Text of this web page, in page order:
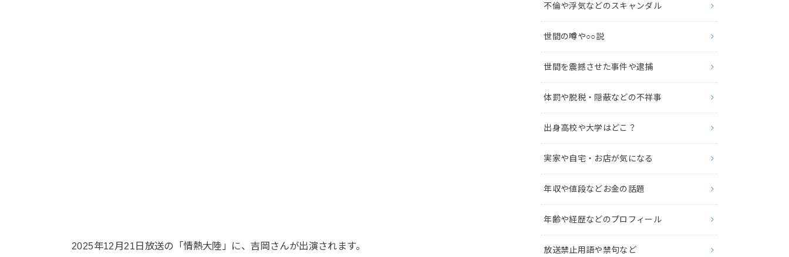
2025年12月21日放送の「情熱大陸」に、吉岡さんが出演されます。
不倫や浮気などのスキャンダル
世間の噂や○○説
世間を震撼させた事件や逮捕
体罰や脱税・隠蔽などの不祥事
出身高校や大学はどこ？
実家や自宅・お店が気になる
年収や値段などお金の話題
年齢や経歴などのプロフィール
放送禁止用語や禁句など